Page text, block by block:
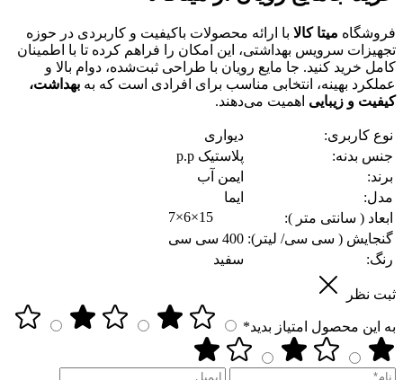
فروشگاه میتا کالا با ارائه محصولات باکیفیت و کاربردی در حوزه
تجهیزات سرویس بهداشتی، این امکان را فراهم کرده تا با اطمینان
کامل خرید کنید. جا مایع رویان با طراحی ثبت‌شده، دوام بالا و
عملکرد بهینه، انتخابی مناسب برای افرادی است که به بهداشت،
کیفیت و زیبایی اهمیت می‌دهند.
نوع کاربری:
دیواری
جنس بدنه:
پلاستیک p.p
برند:
ایمن آب
مدل:
ایما
ابعاد ( سانتی متر ):
7×6×15
گنجایش ( سی سی/ لیتر): 400 سی سی
رنگ:
سفید
ثبت نظر
به این محصول امتیاز بدید*